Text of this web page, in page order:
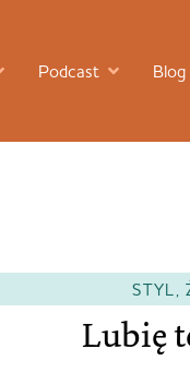
Podcast Blog
STYL,
Lubię